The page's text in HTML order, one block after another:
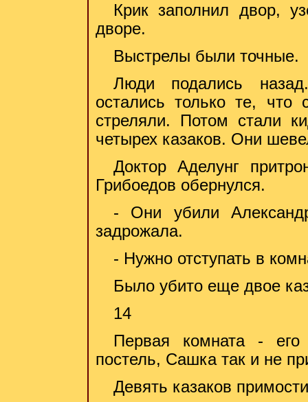
Крик заполнил двор,
дворе.
Выстрелы были точные.
Люди подались
остались только те,
стреляли. Потом стали
четырех казаков. Они
Доктор Аделунг
Грибоедов обернулся.
- Они убили
задрожала.
- Нужно отступать в
Было убито еще двое
14
Первая комната -
постель, Сашка так и не
Девять казаков